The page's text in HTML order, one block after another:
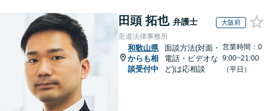
田頭 拓也 弁護士 大阪府
至道法律事務所
和歌山県
からも相
談受付中
面談方法(対面・
電話・ビデオな
ど)は応相談
営業時間：0
9:00~21:00
（平日）